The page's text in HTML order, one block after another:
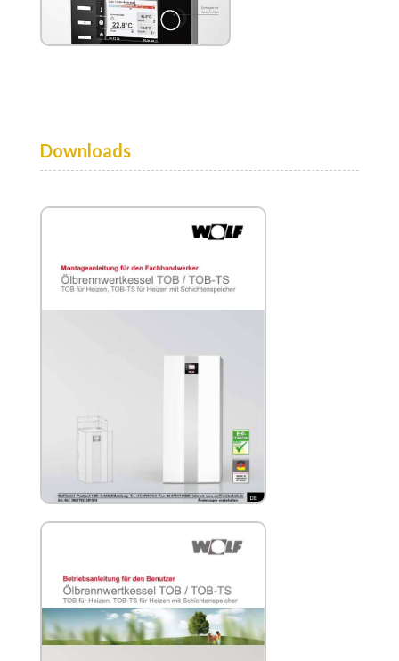
Downloads
WOLF TOB-TS Montageanleitung für
Fachhandwerker